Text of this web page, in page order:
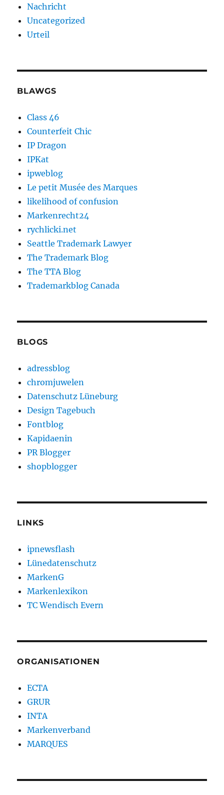
Nachricht
Uncategorized
Urteil
BLAWGS
Class 46
Counterfeit Chic
IP Dragon
IPKat
ipweblog
Le petit Musée des Marques
likelihood of confusion
Markenrecht24
rychlicki.net
Seattle Trademark Lawyer
The Trademark Blog
The TTA Blog
Trademarkblog Canada
BLOGS
adressblog
chromjuwelen
Datenschutz Lüneburg
Design Tagebuch
Fontblog
Kapidaenin
PR Blogger
shopblogger
LINKS
ipnewsflash
Lünedatenschutz
MarkenG
Markenlexikon
TC Wendisch Evern
ORGANISATIONEN
ECTA
GRUR
INTA
Markenverband
MARQUES